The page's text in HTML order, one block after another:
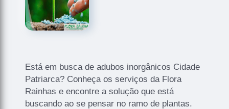
Está em busca de adubos inorgânicos Cidade
Patriarca? Conheça os serviços da Flora
Rainhas e encontre a solução que está
buscando ao se pensar no ramo de plantas.